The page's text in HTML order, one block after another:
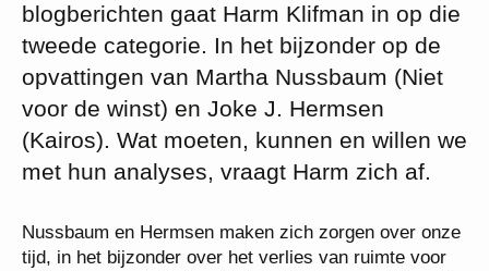
blogberichten gaat Harm Klifman in op die
tweede categorie. In het bijzonder op de
opvattingen van Martha Nussbaum (Niet
voor de winst) en Joke J. Hermsen
(Kairos). Wat moeten, kunnen en willen we
met hun analyses, vraagt Harm zich af.
Nussbaum en Hermsen maken zich zorgen over onze
tijd, in het bijzonder over het verlies van ruimte voor